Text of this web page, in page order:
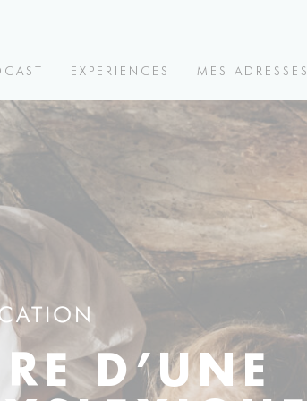
EXPERIENCES MES ADRESSES
D’UNE